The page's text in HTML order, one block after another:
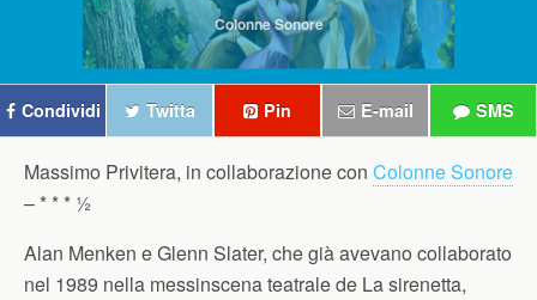
Colonne Sonore
Condividi Twitta Pin E-mail SMS
Massimo Privitera, in collaborazione con Colonne Sonore
– * * * ½
Alan Menken e Glenn Slater, che già avevano collaborato
nel 1989 nella messinscena teatrale de La sirenetta,